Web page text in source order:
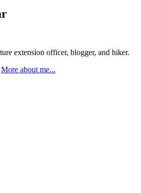
extension officer, blogger, and hiker.
More about me...